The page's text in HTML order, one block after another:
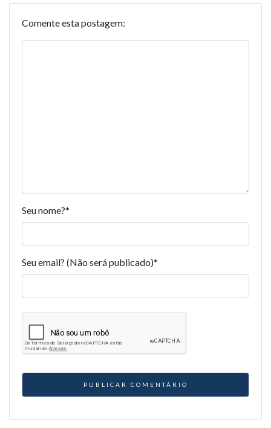
Comente esta postagem:
Seu nome?*
Seu email? (Não será publicado)*